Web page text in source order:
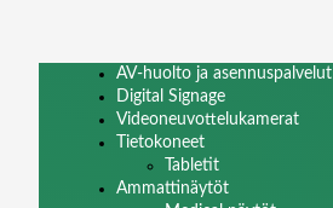
AV-huolto ja asennuspalvelut
Digital Signage
Videoneuvottelukamerat
Tietokoneet
Tabletit
Ammattinäytöt